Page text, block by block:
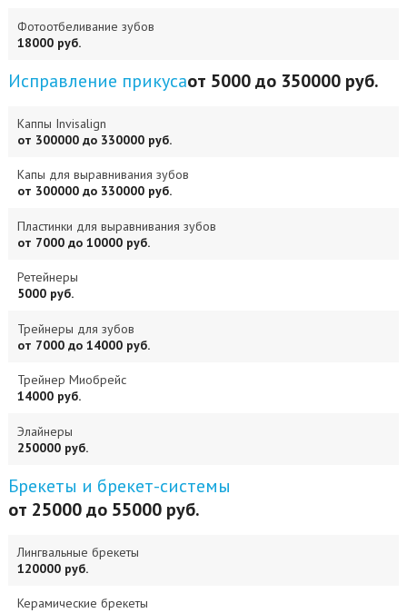
Фотоотбеливание зубов
18000 руб.
Исправление прикусаот 5000 до 350000 руб.
Каппы Invisalign
от 300000 до 330000 руб.
Капы для выравнивания зубов
от 300000 до 330000 руб.
Пластинки для выравнивания зубов
от 7000 до 10000 руб.
Ретейнеры
5000 руб.
Трейнеры для зубов
от 7000 до 14000 руб.
Трейнер Миобрейс
14000 руб.
Элайнеры
250000 руб.
Брекеты и брекет-системы
от 25000 до 55000 руб.
Лингвальные брекеты
120000 руб.
Керамические брекеты